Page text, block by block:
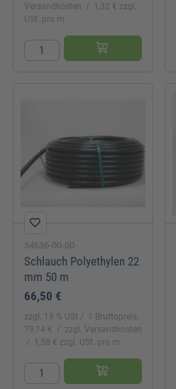
Versandkosten
1,32 € zzgl.
USt. pro m
54636-00-00
Schlauch Polyethylen 22
mm 50 m
66,50 €
zzgl. 19 % USt
1 Bruttopreis:
79,14 €
zzgl. Versandkosten
1,58 € zzgl. USt. pro m